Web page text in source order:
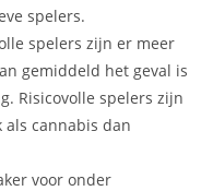
spelers.
spelers zijn er meer
gemiddeld het geval is
Risicovolle spelers zijn
als cannabis dan
voor onder